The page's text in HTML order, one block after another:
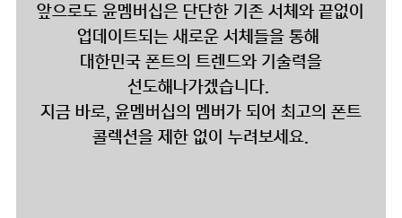
앞으로도 윤멤버십은 단단한 기존 서체와 끝없이
업데이트되는 새로운 서체들을 통해
대한민국 폰트의 트렌드와 기술력을
선도해나가겠습니다.
지금 바로, 윤멤버십의 멤버가 되어 최고의 폰트
콜렉션을 제한 없이 누려보세요.